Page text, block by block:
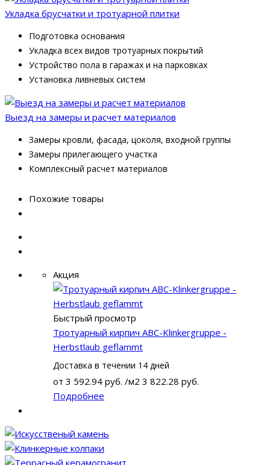
Укладка брусчатки и тротуарной плитки
Подготовка основания
Укладка всех видов тротуарных покрытий
Устройство пола в гаражах и на парковках
Установка ливневых систем
Выезд на замеры и расчет материалов
Замеры кровли, фасада, цоколя, входной группы
Замеры прилегающего участка
Комплексный расчет материалов
Похожие товары
Акция
Быстрый просмотр
Тротуарный кирпич ABC-Klinkergruppe -
Herbstlaub geflammt
Доставка в течении 14 дней
от 3 592.94 руб. /м2 3 822.28 руб.
Подробнее